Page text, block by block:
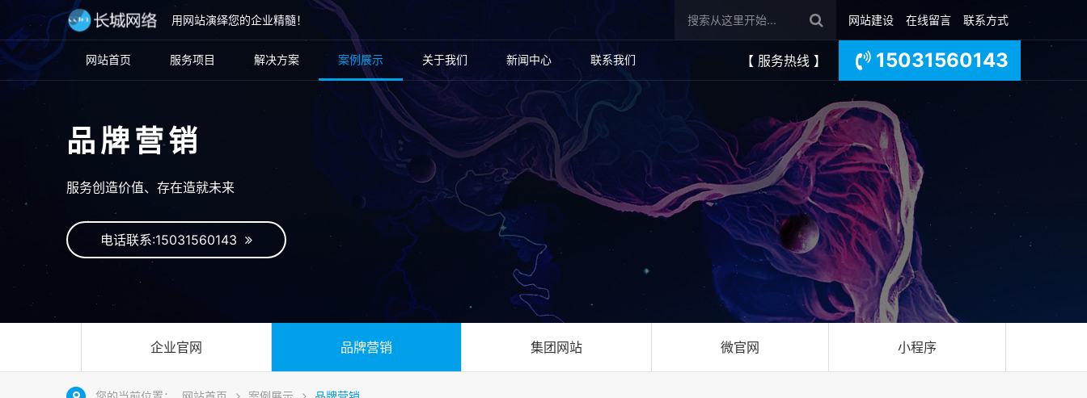
用网站演绎您的企业精髓！ 网站建设 在线留言 联系方式
网站首页 服务项目 解决方案 案例展示 关于我们 新闻中心 联系我们 【 服务热线 】 15031560143
品牌营销
服务创造价值、存在造就未来
电话联系:15031560143
企业官网 品牌营销 集团网站 微官网 小程序